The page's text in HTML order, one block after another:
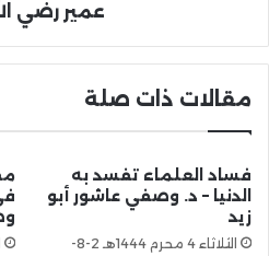
عمير رضي
مقالات ذات صلة
فساد العلماء تفسد به
الدنيا – د. وصفي عاشور أبو
زيد
الثلاثاء 4 محرم 1444هـ 2-8-